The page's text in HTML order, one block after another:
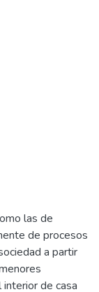
las de
de procesos
a partir
de casa